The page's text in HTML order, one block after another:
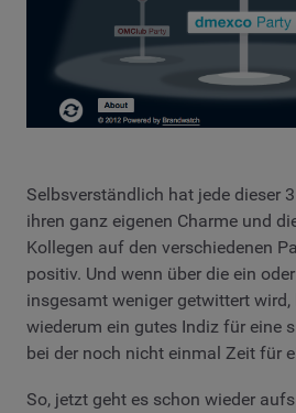
Selbsverständlich hat jede dieser
ihren ganz eigenen Charme und
Kollegen auf den verschiedenen
positiv. Und wenn über die ein
insgesamt weniger getwittert wird,
wiederum ein gutes Indiz für eine
bei der noch nicht einmal Zeit für
So, jetzt geht es schon wieder